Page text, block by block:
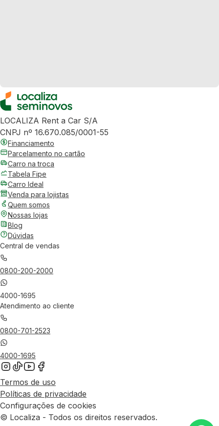
LOCALIZA Rent a Car S/A
CNPJ nº 16.670.085/0001-55
Financiamento
Parcelamento no cartão
Carro na troca
Tabela Fipe
Carro Ideal
Venda para lojistas
Quem somos
Nossas lojas
Blog
Dúvidas
Central de vendas
0800-200-2000
4000-1695
Atendimento ao cliente
0800-701-2523
4000-1695
Termos de uso
Políticas de privacidade
Configurações de cookies
© Localiza - Todos os direitos reservados.